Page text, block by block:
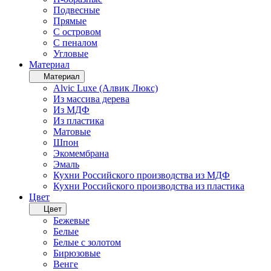
Подвесные
Прямые
С островом
С пеналом
Угловые
Материал
Материал
Alvic Luxe (Алвик Люкс)
Из массива дерева
Из МДФ
Из пластика
Матовые
Шпон
Экомембрана
Эмаль
Кухни Российского производства из МДФ
Кухни Российского производства из пластика
Цвет
Цвет
Бежевые
Белые
Белые с золотом
Бирюзовые
Венге